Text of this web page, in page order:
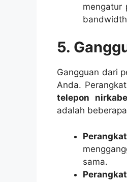
mengatur
5.
Gangguan dari
Anda.
telepon
adalah
sama.